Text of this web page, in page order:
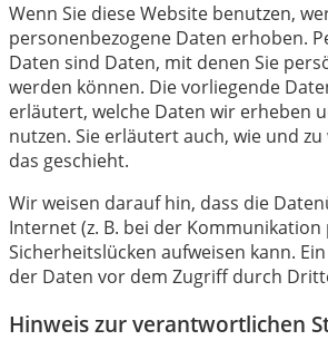
Wenn Sie diese Website benutzen,
personenbezogene Daten erhoben.
Daten sind Daten, mit denen Sie
werden können. Die vorliegende
erläutert, welche Daten wir erheben
nutzen. Sie erläutert auch, wie und zu
das geschieht.
Wir weisen darauf hin, dass die
Internet (z. B. bei der Kommunikation
Sicherheitslücken aufweisen kann.
der Daten vor dem Zugriff durch
Hinweis zur verantwortlichen